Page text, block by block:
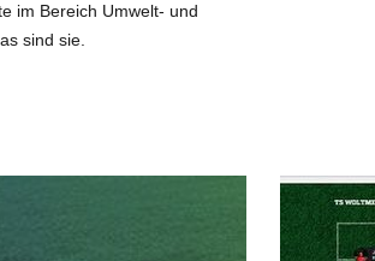
im Bereich Umwelt- und
sind sie.